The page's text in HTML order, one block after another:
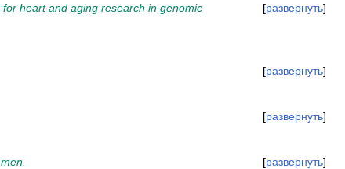
развернуть
heart and aging research in genomic
развернуть
развернуть
развернуть